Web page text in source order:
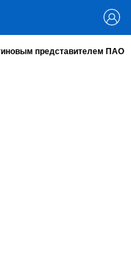
представителем ПАО